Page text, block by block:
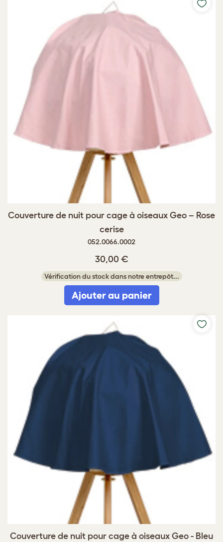
Couverture de nuit pour cage à oiseaux Geo – Rose
cerise
052.0066.0002
30,00 €
Vérification du stock dans notre entrepôt...
Ajouter au panier
Couverture de nuit pour cage à oiseaux Geo - Bleu